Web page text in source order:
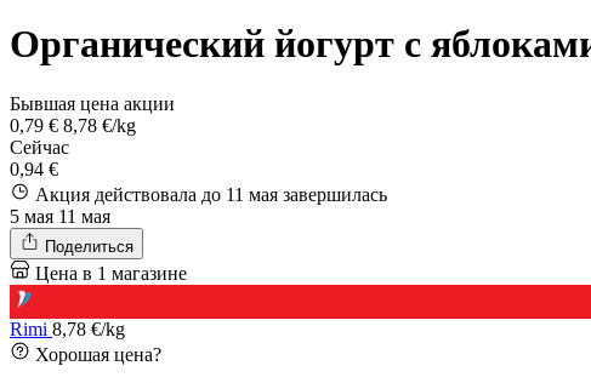
Органический йогурт с
Бывшая цена акции
0,79 € 8,78 €/kg
Сейчас
0,94 €
Акция действовала до 11 мая завершилась
5 мая 11 мая
Поделиться
Цена в 1 магазине
Rimi 8,78 €/kg
Хорошая цена?